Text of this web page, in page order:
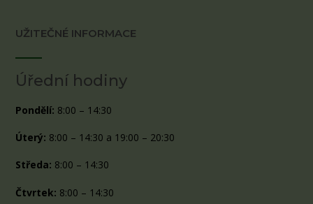
UŽITEČNÉ INFORMACE
Úřední hodiny
Pondělí: 8:00 – 14:30
Úterý: 8:00 – 14:30 a 19:00 – 20:30
Středa: 8:00 – 14:30
Čtvrtek: 8:00 – 14:30